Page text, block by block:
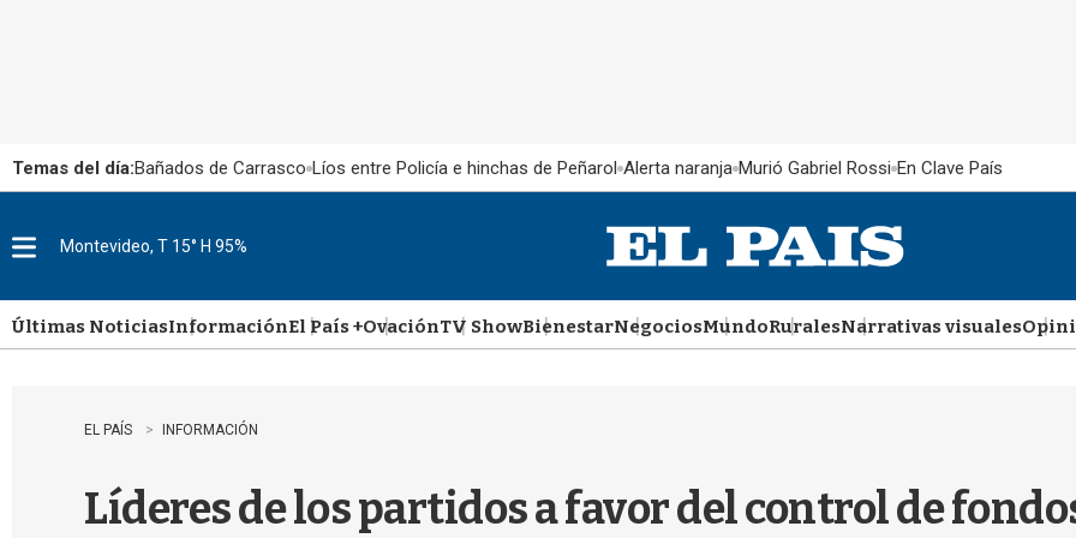
Temas del día:Bañados de Carrasco Líos entre Policía e hinchas de Peñarol Alerta naranja Murió Gabriel Rossi En Clave País
u
Montevideo, T 15° H 95%
Últimas NoticiasInformaciónEl País +OvaciónTV ShowBienestarNegociosMundoRuralesNarrativas visuales
EL PAÍS INFORMACIÓN
Líderes de los partidos a favor del control de